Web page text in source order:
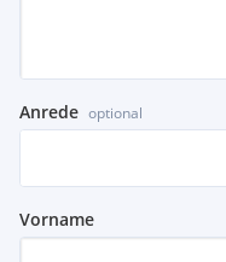
Anrede optional
Vorname